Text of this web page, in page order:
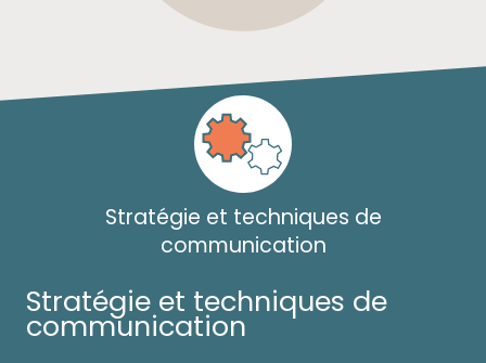
Stratégie et techniques de
communication
Stratégie et techniques de
communication